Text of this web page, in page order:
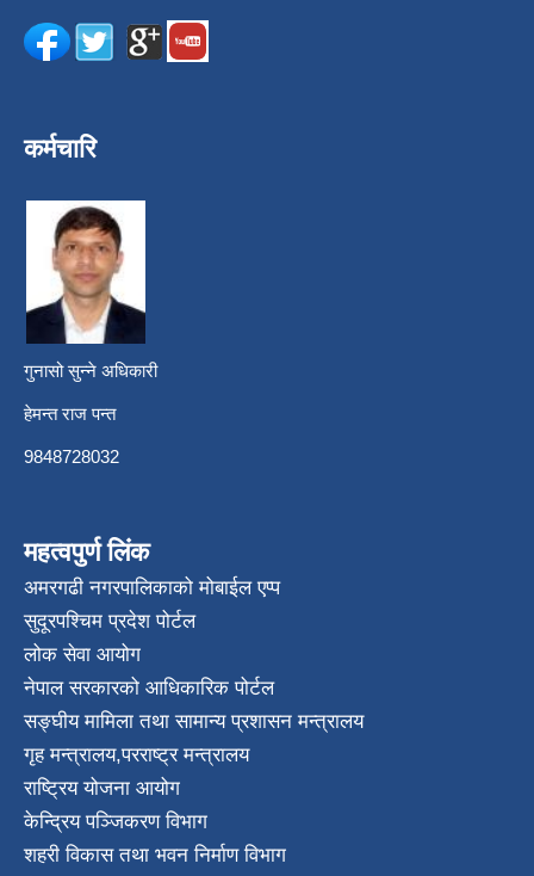
कर्मचारि
गुनासो सुन्ने अधिकारी
हेमन्त राज पन्त
9848728032
महत्वपुर्ण लिंक
अमरगढी नगरपालिकाको मोबाईल एप्प
सुदूरपश्चिम प्रदेश पोर्टल
लोक सेवा आयोग
नेपाल सरकारको आधिकारिक पोर्टल
सङ्घीय मामिला तथा सामान्य प्रशासन मन्त्रालय
गृह मन्त्रालय,परराष्ट्र मन्त्रालय
राष्ट्रिय योजना आयोग
केन्द्रिय पञ्जिकरण विभाग
शहरी विकास तथा भवन निर्माण विभाग